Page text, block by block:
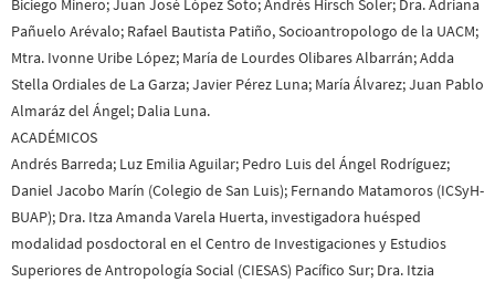
ACADÉMICOS
Andrés Barreda; Luz Emilia Aguilar; Pedro Luis del Ángel Rodríguez;
Daniel Jacobo Marín (Colegio de San Luis); Fernando Matamoros (ICSyH-
BUAP); Dra. Itza Amanda Varela Huerta, investigadora huésped
modalidad posdoctoral en el Centro de Investigaciones y Estudios
Superiores de Antropología Social (CIESAS) Pacífico Sur; Dra. Itzia